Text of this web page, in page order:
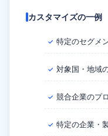
カスタマイズの一例
✓ 特定のセグメ
✓ 対象国・地域
✓ 競合企業のプ
✓ 特定の企業・